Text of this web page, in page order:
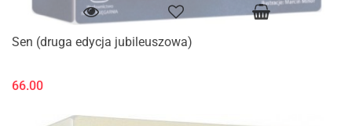
Sen (druga edycja jubileuszowa)
66.00